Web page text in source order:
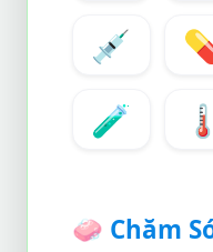
💉
🧪
🌡️
🧼 Chăm